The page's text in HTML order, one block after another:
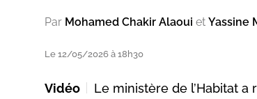
Par Mohamed Chakir Alaoui et Yassine
Le 12/05/2026 à 18h30
Vidéo
Le ministère de l’Habitat a